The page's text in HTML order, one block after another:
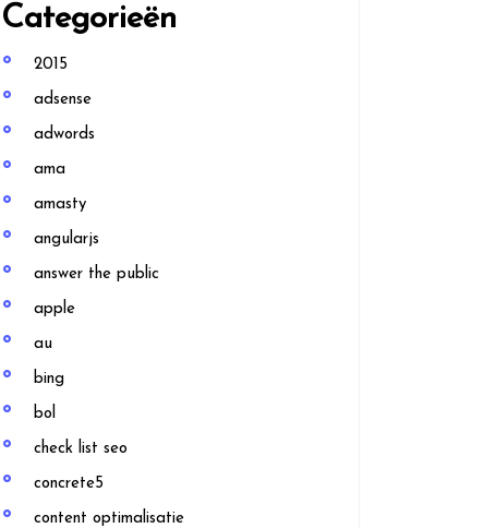
Categorieën
2015
adsense
adwords
ama
amasty
angularjs
answer the public
apple
au
bing
bol
check list seo
concrete5
content optimalisatie